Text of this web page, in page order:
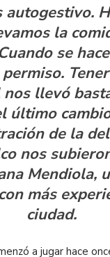
autogestivo.
la
se
llevó
último
de la
nos
Mendiola,
más
ciudad.
a jugar hace